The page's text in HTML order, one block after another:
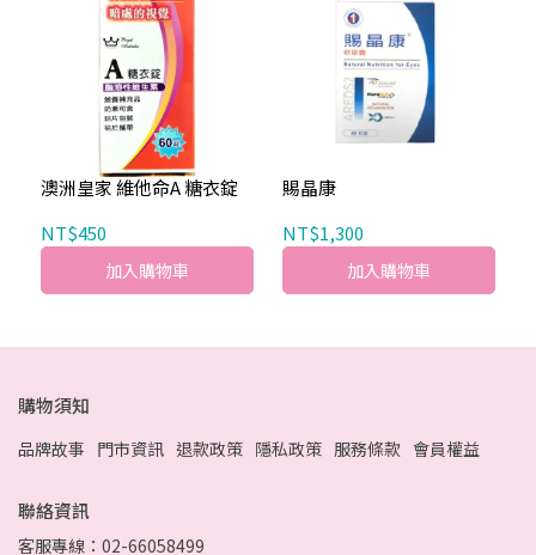
澳洲皇家 維他命A 糖衣錠
NT$450
加入購物車
賜晶康
NT$1,300
加入購物車
購物須知
品牌故事 門市資訊 退款政策 隱私政策 服務條款 會員權益
聯絡資訊
客服專線：02-66058499